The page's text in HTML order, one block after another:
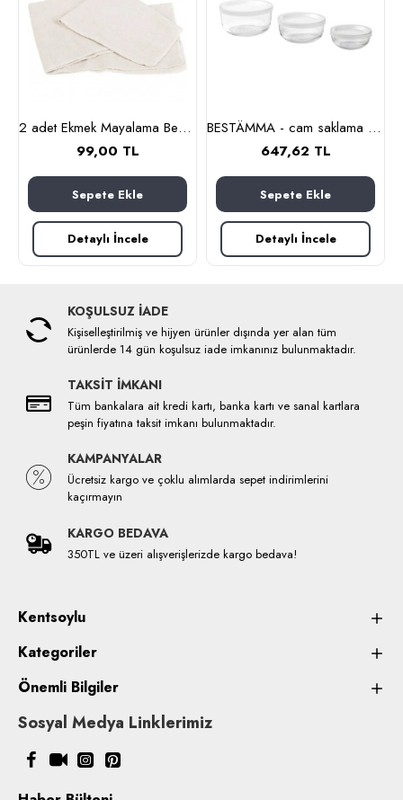
2 adet Ekmek Mayalama Bezi 50x70 cm, %100 Pamuk Amerikan Pasa Bezi
99,00 TL
Sepete Ekle
Detaylı İncele
BESTÄMMA - cam saklama kabı seti (cam)
647,62 TL
Sepete Ekle
Detaylı İncele
KOŞULSUZ İADE
Kişiselleştirilmiş ve hijyen ürünler dışında yer alan tüm
ürünlerde 14 gün koşulsuz iade imkanınız bulunmaktadır.
TAKSİT İMKANI
Tüm bankalara ait kredi kartı, banka kartı ve sanal kartlara
peşin fiyatına taksit imkanı bulunmaktadır.
KAMPANYALAR
Ücretsiz kargo ve çoklu alımlarda sepet indirimlerini
kaçırmayın
KARGO BEDAVA
350TL ve üzeri alışverişlerizde kargo bedava!
Kentsoylu
Kategoriler
Önemli Bilgiler
Sosyal Medya Linklerimiz